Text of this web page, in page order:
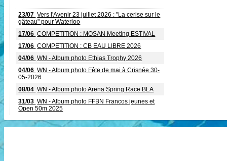
23/07 Vers l'Avenir 23 juillet 2026 : "La cerise sur le
gâteau" pour Waterloo
17/06 COMPETITION : MOSAN Meeting ESTIVAL
17/06 COMPETITION : CB EAU LIBRE 2026
04/06 WN - Album photo Ethias Trophy 2026
04/06 WN - Album photo Fête de mai à Crisnée 30-
05-2026
08/04 WN - Album photo Arena Spring Race BLA
31/03 WN - Album photo FFBN Francos jeunes et
Open 50m 2025